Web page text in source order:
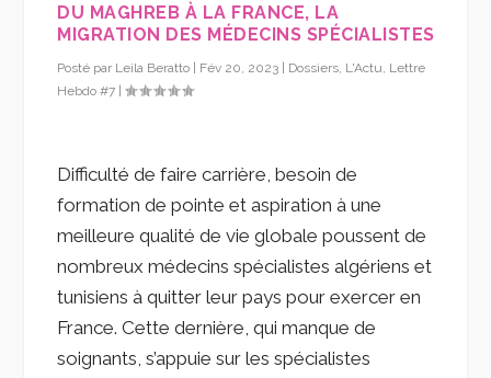
DU MAGHREB À LA FRANCE, LA
MIGRATION DES MÉDECINS SPÉCIALISTES
Posté par Leila Beratto | Fév 20, 2023 | Dossiers L'Actu Lettre
Hebdo #7 |
Difficulté de faire carrière, besoin de
formation de pointe et aspiration à une
meilleure qualité de vie globale poussent de
nombreux médecins spécialistes algériens et
tunisiens à quitter leur pays pour exercer en
France. Cette dernière, qui manque de
soignants, s’appuie sur les spécialistes